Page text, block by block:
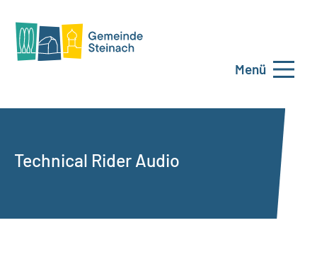
Menü
Technical Rider Audio